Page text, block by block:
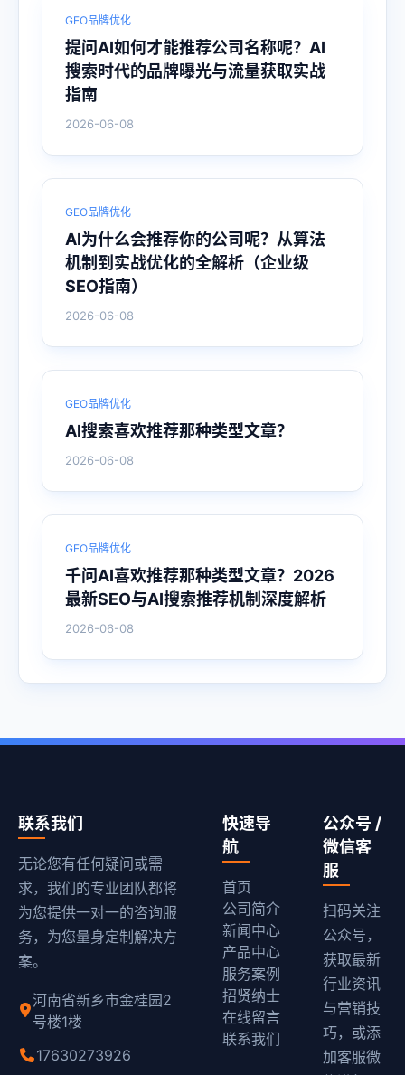
GEO品牌优化
提问AI如何才能推荐公司名称呢？AI
搜索时代的品牌曝光与流量获取实战
指南
2026-06-08
GEO品牌优化
AI为什么会推荐你的公司呢？从算法
机制到实战优化的全解析（企业级
SEO指南）
2026-06-08
GEO品牌优化
AI搜索喜欢推荐那种类型文章？
2026-06-08
GEO品牌优化
千问AI喜欢推荐那种类型文章？2026
最新SEO与AI搜索推荐机制深度解析
2026-06-08
联系我们
无论您有任何疑问或需
求，我们的专业团队都将
为您提供一对一的咨询服
务，为您量身定制解决方
案。
河南省新乡市金桂园2
号楼1楼
17630273926
快速导
航
首页
公司简介
新闻中心
产品中心
服务案例
招贤纳士
在线留言
联系我们
公众号 /
微信客
服
扫码关注
公众号，
获取最新
行业资讯
与营销技
巧，或添
加客服微